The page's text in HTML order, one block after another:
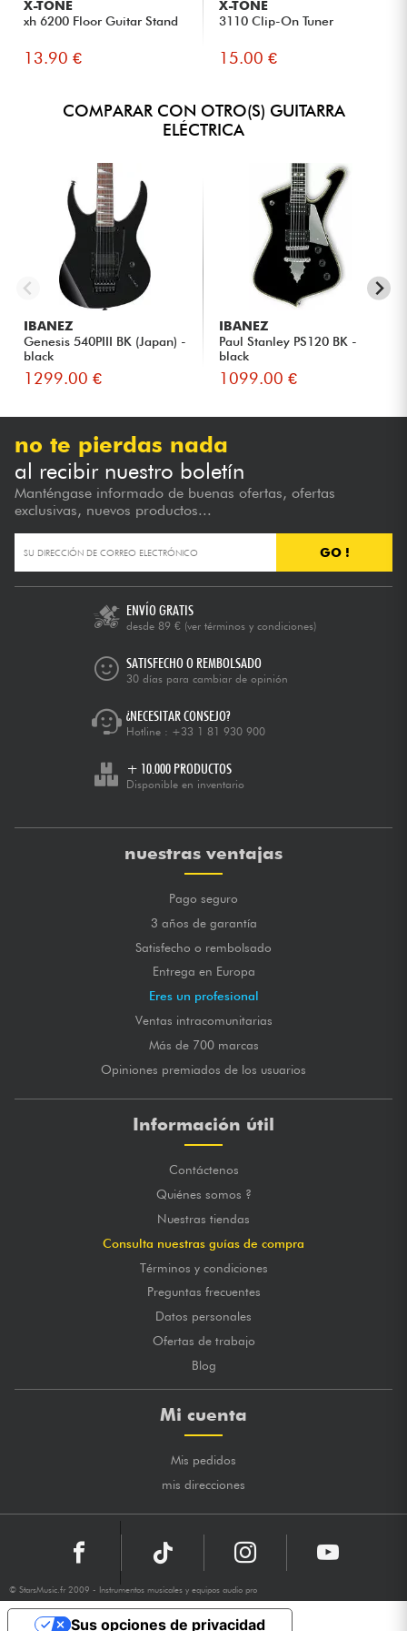
X-TONE
xh 6200 Floor Guitar Stand
13.90 €
X-TONE
3110 Clip-On Tuner
15.00 €
COMPARAR CON OTRO(S) GUITARRA
ELÉCTRICA
IBANEZ
Genesis 540PIII BK (Japan) -
black
1299.00 €
IBANEZ
Paul Stanley PS120 BK -
black
1099.00 €
no te pierdas nada
al recibir nuestro boletín
Manténgase informado de buenas ofertas, ofertas
exclusivas, nuevos productos...
GO !
ENVÍO GRATIS
desde 89 € (ver términos y condiciones)
SATISFECHO O REMBOLSADO
30 días para cambiar de opinión
¿NECESITAR CONSEJO?
Hotline : +33 1 81 930 900
+ 10.000 PRODUCTOS
Disponible en inventario
nuestras ventajas
Pago seguro
3 años de garantía
Satisfecho o rembolsado
Entrega en Europa
Eres un profesional
Ventas intracomunitarias
Más de 700 marcas
Opiniones premiados de los usuarios
Información útil
Contáctenos
Quiénes somos ?
Nuestras tiendas
Consulta nuestras guías de compra
Términos y condiciones
Preguntas frecuentes
Datos personales
Ofertas de trabajo
Blog
Mi cuenta
Mis pedidos
mis direcciones
© StarsMusic.fr 2009 - Instrumentos musicales y equipos audio pro
Sus opciones de privacidad